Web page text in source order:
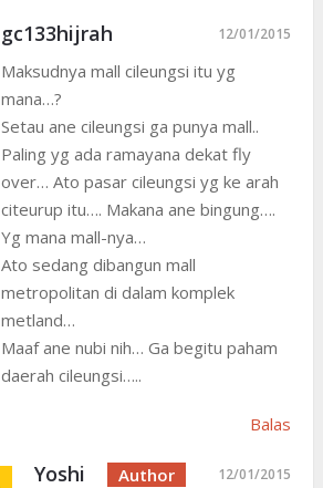
gc133hijrah 12/01/2015
Maksudnya mall cileungsi itu yg
mana…?
Setau ane cileungsi ga punya mall..
Paling yg ada ramayana dekat fly
over… Ato pasar cileungsi yg ke arah
citeurup itu…. Makana ane bingung….
Yg mana mall-nya…
Ato sedang dibangun mall
metropolitan di dalam komplek
metland…
Maaf ane nubi nih… Ga begitu paham
daerah cileungsi…..
Balas
Yoshi 12/01/2015